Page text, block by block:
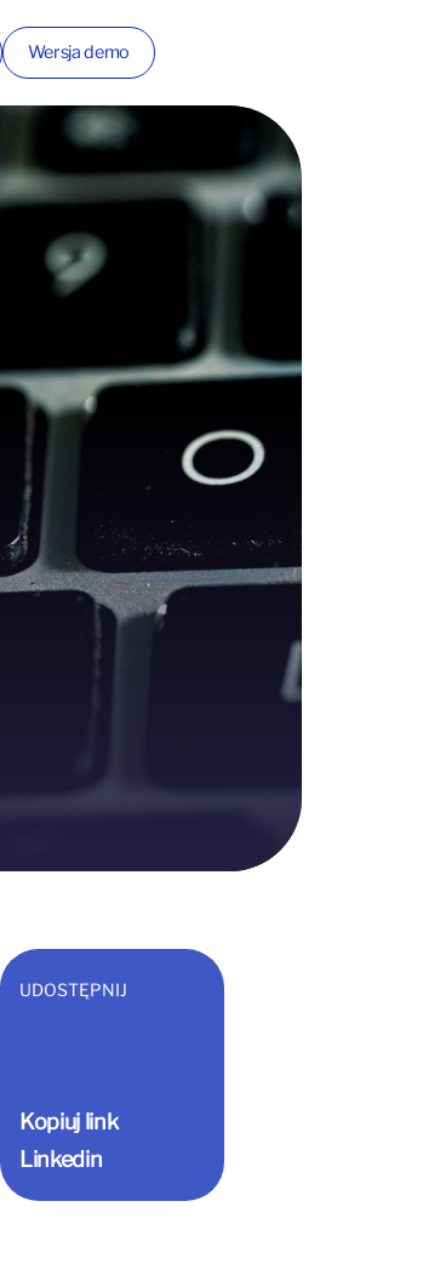
Wersja demo
UDOSTĘPNIJ
Kopiuj link
Linkedin